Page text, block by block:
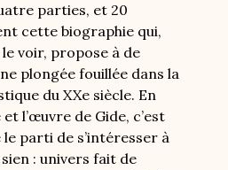
parties, et 20
cette biographie qui,
voir, propose à de
plongée fouillée dans la
du XXe siècle. En
l’œuvre de Gide, c’est
parti de s’intéresser à
: univers fait de